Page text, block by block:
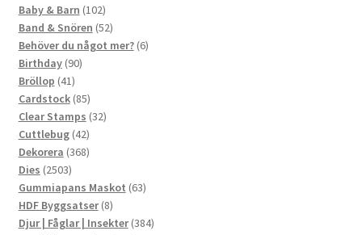
Baby & Barn 102102
produkter
Band & Snören 5252
produkter
Behöver du något mer? 66
Birthday 9090
Bröllop 4141
produkter
Cardstock 8585
produkter
Clear Stamps 3232
Cuttlebug 4242
produkter
Dekorera 368368
Dies 25032503
produkter
Gummiapans Maskot 6363
HDF Byggsatser 88
produkter
Djur | Fåglar | Insekter 384384